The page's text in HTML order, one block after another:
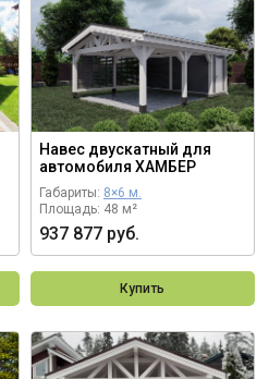
Навес двускатный для
автомобиля ХАМБЕР
Габариты: 8×6 м.
Площадь: 48 м²
937 877 руб.
Купить